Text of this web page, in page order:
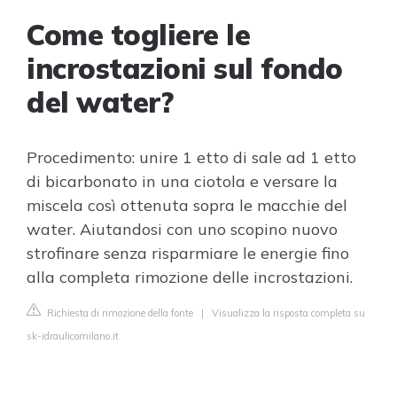
Come togliere le
incrostazioni sul fondo
del water?
Procedimento: unire 1 etto di sale ad 1 etto
di bicarbonato in una ciotola e versare la
miscela così ottenuta sopra le macchie del
water. Aiutandosi con uno scopino nuovo
strofinare senza risparmiare le energie fino
alla completa rimozione delle incrostazioni.
Richiesta di rimozione della fonte | Visualizza la risposta completa su
sk-idraulicomilano.it